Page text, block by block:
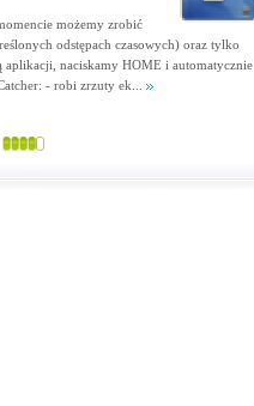
możemy zrobić
odstępach czasowych) oraz tylko
aplikacji, naciskamy HOME i automatycznie
- robi zrzuty ek...